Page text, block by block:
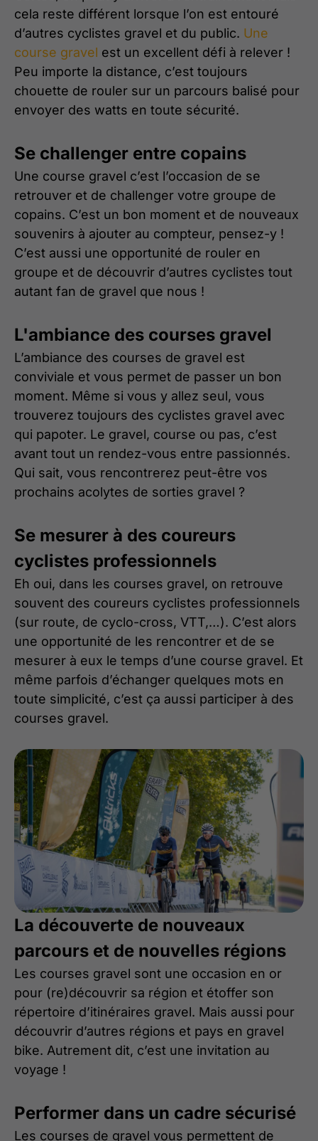
cela reste différent lorsque l’on est entouré
d’autres cyclistes gravel et du public. Une
course gravel est un excellent défi à relever !
Peu importe la distance, c’est toujours
chouette de rouler sur un parcours balisé pour
envoyer des watts en toute sécurité.
Se challenger entre copains
Une course gravel c’est l’occasion de se
retrouver et de challenger votre groupe de
copains. C’est un bon moment et de nouveaux
souvenirs à ajouter au compteur, pensez-y !
C’est aussi une opportunité de rouler en
groupe et de découvrir d’autres cyclistes tout
autant fan de gravel que nous !
L'ambiance des courses gravel
L’ambiance des courses de gravel est
conviviale et vous permet de passer un bon
moment. Même si vous y allez seul, vous
trouverez toujours des cyclistes gravel avec
qui papoter. Le gravel, course ou pas, c’est
avant tout un rendez-vous entre passionnés.
Qui sait, vous rencontrerez peut-être vos
prochains acolytes de sorties gravel ?
Se mesurer à des coureurs
cyclistes professionnels
Eh oui, dans les courses gravel, on retrouve
souvent des coureurs cyclistes professionnels
(sur route, de cyclo-cross, VTT,…). C’est alors
une opportunité de les rencontrer et de se
mesurer à eux le temps d’une course gravel. Et
même parfois d’échanger quelques mots en
toute simplicité, c’est ça aussi participer à des
courses gravel.
La découverte de nouveaux
parcours et de nouvelles régions
Les courses gravel sont une occasion en or
pour (re)découvrir sa région et étoffer son
répertoire d’itinéraires gravel. Mais aussi pour
découvrir d’autres régions et pays en gravel
bike. Autrement dit, c’est une invitation au
voyage !
Performer dans un cadre sécurisé
Les courses de gravel vous permettent de